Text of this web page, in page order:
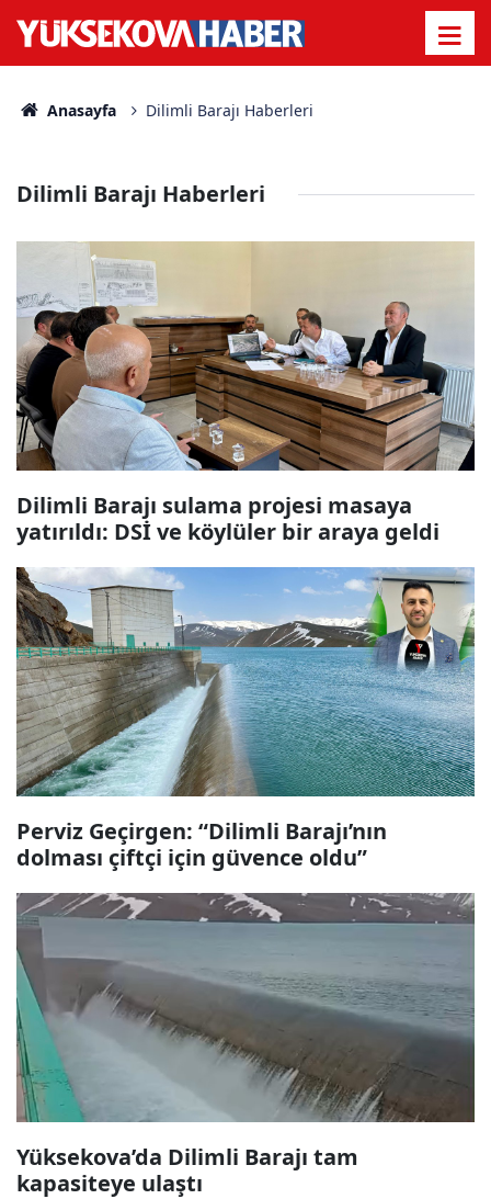
Anasayfa Dilimli Barajı Haberleri
Dilimli Barajı Haberleri
Dilimli Barajı sulama projesi masaya
yatırıldı: DSİ ve köylüler bir araya geldi
Perviz Geçirgen: “Dilimli Barajı’nın
dolması çiftçi için güvence oldu”
Yüksekova’da Dilimli Barajı tam
kapasiteye ulaştı